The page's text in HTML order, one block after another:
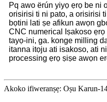
Pq awo ërún yiyọ ẹrọ be ni
orisirisi ti ni pato, a orisirisi
bọtini lati ṣe afikun awọn
CNC numerical Iṣakoso
tayọ-ini, ga. konge milling
itanna itọju ati isakoso, ati
processing ẹrọ ṣiṣe awọn
Akoko ifiweranṣẹ: Oṣu Karun-